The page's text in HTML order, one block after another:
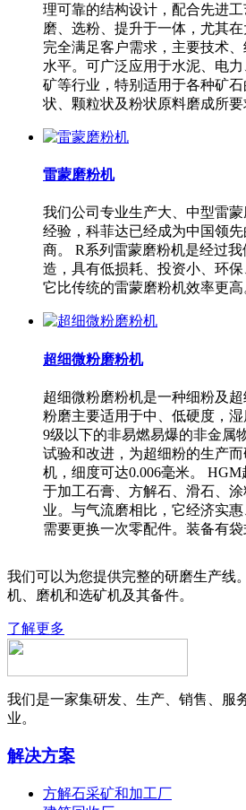
理可靠的结构设计，配合先进
磨、选粉、提升于一体，尤其
完全满足客户需求，主要技术
水平。可广泛应用于水泥、电
矿等行业，特别适用于各种矿
状、颗粒状及粉状原料磨成所要
雷蒙磨粉机
我们公司专业生产大、中型雷
经验，科菲达已经成为中国领
商。 R系列雷蒙磨粉机是经过
造，具有低损耗、投资小、环保
它比传统的雷蒙磨粉机效率更高
超细微粉磨粉机
超细微粉磨粉机是一种细粉及
粉磨主要适用于中、低硬度，
9级以下的非易燃易爆的非金属
试验和改进，为超细粉的生产
机，细度可达0.006毫米。
于加工石膏、方解石、滑石、
业。与气流磨相比，它经济实
需要更换一次零配件。装备有袋
我们可以为您提供完整的研磨生产线
机、磨机和选矿机及其备件。
了解更多
我们是一家集研发、生产、销售、服
业。
解决方案
方解石采矿和加工厂